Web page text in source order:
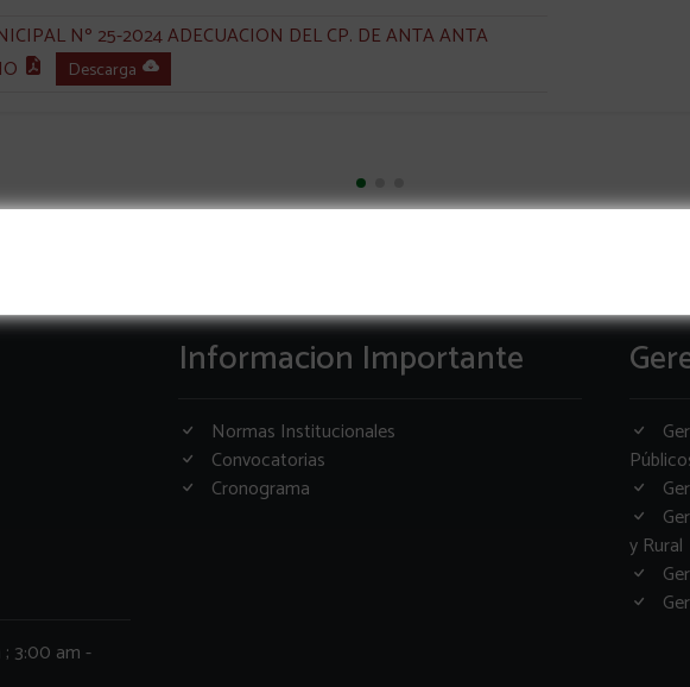
Nº 25-2024 ADECUACION DEL CP. DE ANTA ANTA
Descarga
; 3:00 am -
Informacion Importante
Normas Institucionales
Convocatorias
Cronograma
y Rural